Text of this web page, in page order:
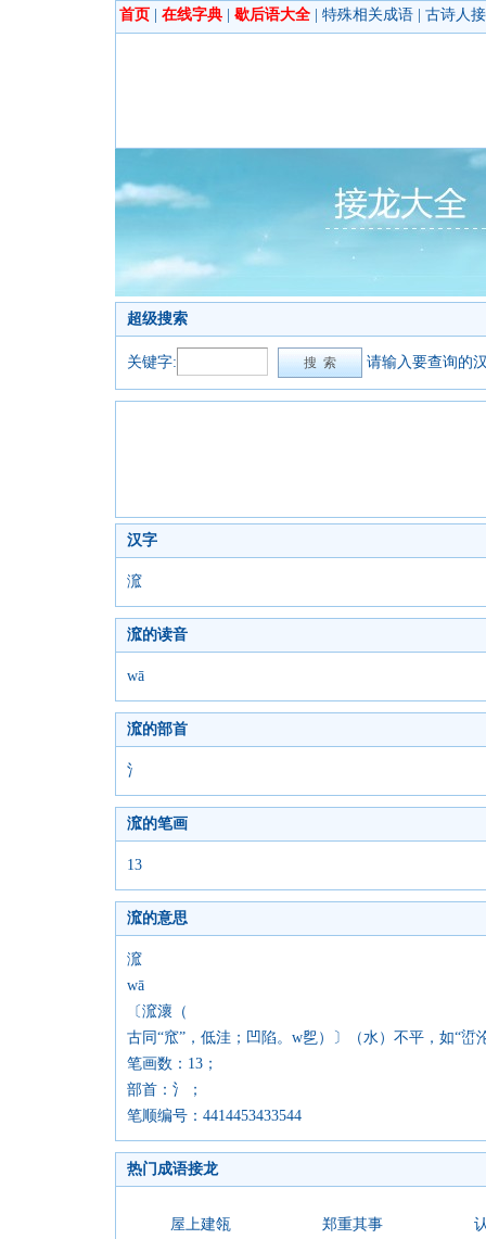
首页 在线字典 歇后语大全 特殊相关成语 古诗人
超级搜索
关键字: 请输入要查询的
汉字
溛
溛的读音
wā
溛的部首
氵
溛的笔画
13
溛的意思
溛
wā
〔溛瀤（
古同“窊”，低洼；凹陷。w乮）〕（水）不平，如“峾
笔画数：13；
部首：氵；
笔顺编号：4414453433544
热门成语接龙
屋上建瓴 郑重其事